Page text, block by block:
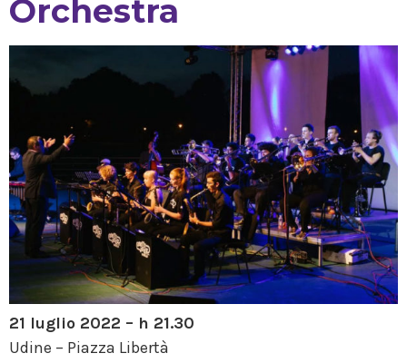
Orchestra
21 luglio 2022 – h 21.30
Udine – Piazza Libertà